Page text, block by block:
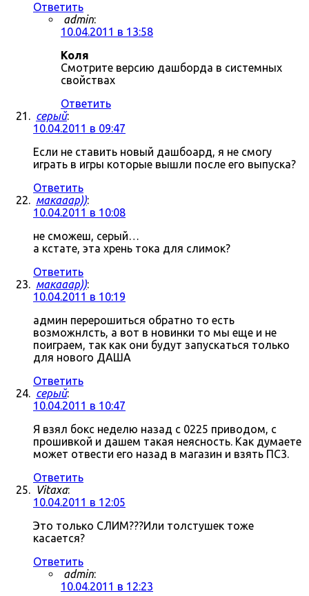
Ответить
admin:
10.04.2011 в 13:58
Коля
Смотрите версию дашборда в системных
свойствах
Ответить
серый:
10.04.2011 в 09:47
Если не ставить новый дашбоард, я не смогу
играть в игры которые вышли после его выпуска?
Ответить
макааар)):
10.04.2011 в 10:08
не сможеш, серый…
а кстате, эта хрень тока для слимок?
Ответить
макааар)):
10.04.2011 в 10:19
админ перерошиться обратно то есть
возможнлсть, а вот в новинки то мы еще и не
поиграем, так как они будут запускаться только
для нового ДАША
Ответить
серый:
10.04.2011 в 10:47
Я взял бокс неделю назад с 0225 приводом, с
прошивкой и дашем такая неясность. Как думаете
может отвести его назад в магазин и взять ПС3.
Ответить
Vitaxa:
10.04.2011 в 12:05
Это только СЛИМ???Или толстушек тоже
касается?
Ответить
admin:
10.04.2011 в 12:23